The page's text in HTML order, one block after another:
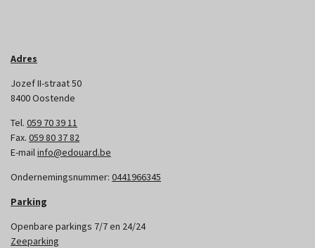
Adres
Jozef II-straat 50
8400 Oostende
Tel. 059 70 39 11
Fax. 059 80 37 82
E-mailinfo@edouard.be
Ondernemingsnummer: 0441966345
Parking
Openbare parkings 7/7 en 24/24
Zeeparking